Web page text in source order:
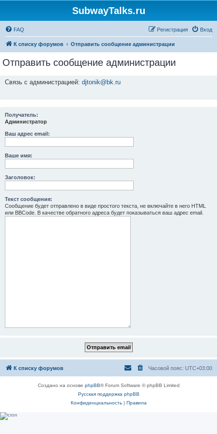
SubwayTalks.ru
FAQ Вход
Регистрация
К списку форумов Отправить сообщение администрации
Отправить сообщение администрации
Связь с администрацией: djtonik@bk.ru
Получатель:
Администратор
Ваш адрес email:
Ваше имя:
Заголовок:
Текст сообщения:
Сообщение будет отправлено в виде простого текста, не включайте в него HTML
или BBCode. В качестве обратного адреса будет показываться ваш адрес email.
К списку форумов Часовой пояс: UTC+03:00
Создано на основе phpBB® Forum Software © phpBB Limited
Русская поддержка phpBB
Конфиденциальность| Правила